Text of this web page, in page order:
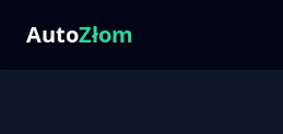
AutoZłom